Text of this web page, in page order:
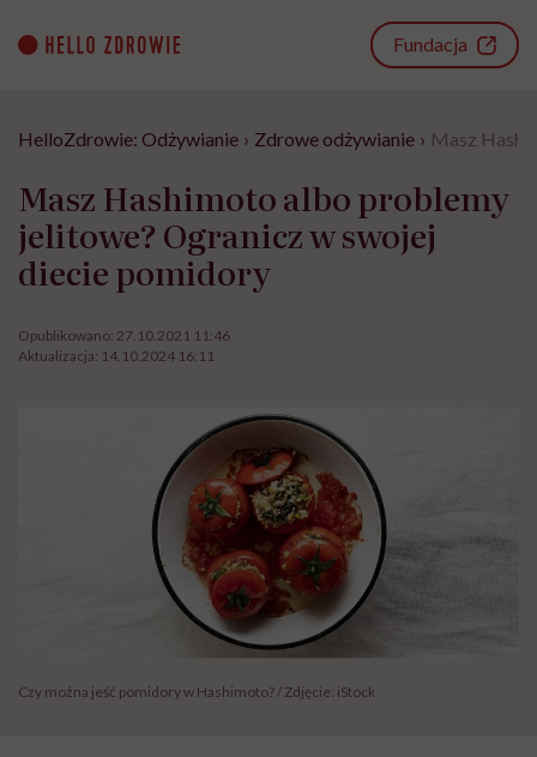
content
Fundacja
HelloZdrowie: Odżywianie › Zdrowe odżywianie › Masz
Masz Hashimoto albo problemy
jelitowe? Ogranicz w swojej
diecie pomidory
Opublikowano: 27.10.2021 11:46
Aktualizacja: 14.10.2024 16:11
Czy można jeść pomidory w Hashimoto? / Zdjęcie: iStock